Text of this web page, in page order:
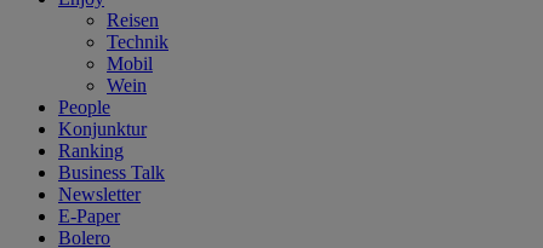
Reisen
Technik
Mobil
Wein
People
Konjunktur
Ranking
Business Talk
Newsletter
E-Paper
Bolero